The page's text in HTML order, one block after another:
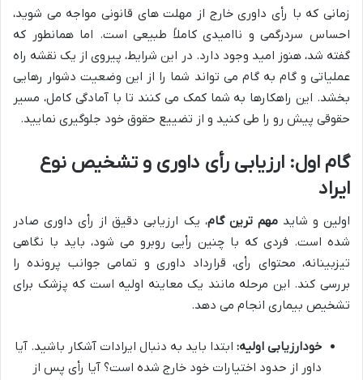
زمانی که با رأی داوری خارج از مهلت های قانونی مواجه می شوید،
احساس سردرگمی و ناامیدی کاملاً طبیعی است. اما همانطور که
گفته شد، هنوز امید وجود دارد. در این شرایط، پیروی از یک نقشه راه
عملیاتی و گام به گام می تواند شما را از این وضعیت دشوار رهایی
بخشد. این راهکارها به شما کمک می کنند تا با آمادگی کامل، مسیر
حقوقی پیش رو را طی کنید و از تضییع حقوق خود جلوگیری نمایید.
گام اول: ارزیابی رأی داوری و تشخیص نوع
ایراد
اولین و شایدمهم ترین گام، یک ارزیابی دقیق از رأی داوری صادر
شده است. فردی که با چنین رأیی روبرو می شود، باید با نگاهی
تیزبینانه، محتوای رأی، قرارداد داوری و تمامی جوانب پرونده را
بررسی کند. این مرحله مانند یک معاینه اولیه است که پزشک برای
تشخیص بیماری انجام می دهد.
خودارزیابی اولیه: ابتدا باید به دنبال ایرادات آشکار باشید. آیا
داور از حدود اختیارات خود خارج شده است؟ آیا رأی پس از